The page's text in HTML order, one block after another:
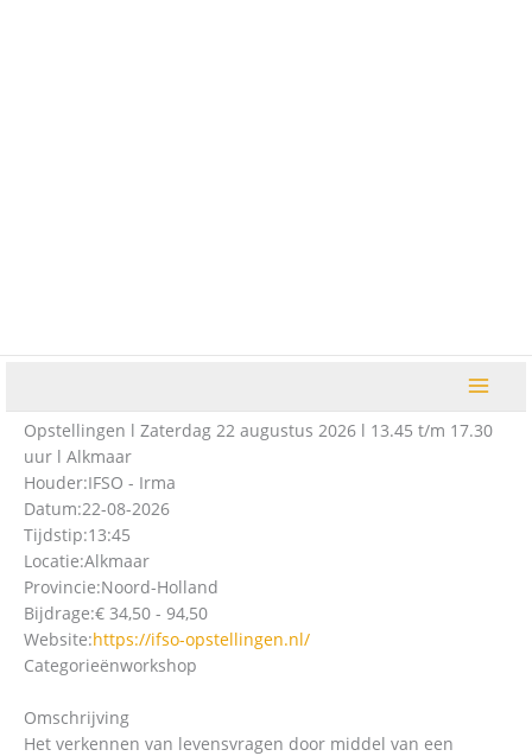
Opstellingen l Zaterdag 22 augustus 2026 l 13.45 t/m 17.30
uur l Alkmaar
Houder:IFSO - Irma
Datum:22-08-2026
Tijdstip:13:45
Locatie:Alkmaar
Provincie:Noord-Holland
Bijdrage:€ 34,50 - 94,50
Website:https://ifso-opstellingen.nl/
Categorieënworkshop
Omschrijving
Het verkennen van levensvragen door middel van een